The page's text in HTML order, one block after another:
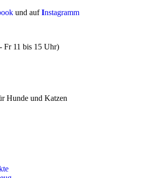
und aufInstagramm
Fr 11 bis 15 Uhr)
Hunde und Katzen